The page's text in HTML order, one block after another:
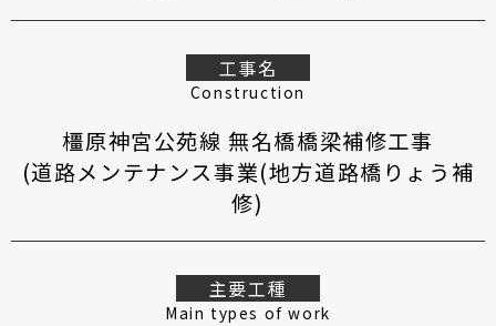
工事名
Construction
橿原神宮公苑線 無名橋橋梁補修工事
(道路メンテナンス事業(地方道路橋りょう補
修)
主要工種
Main types of work